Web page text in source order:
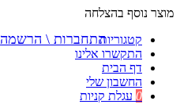
מוצר נוסף בהצלחה
קטגוריות
התקשרו אלינו
דף הבית
החשבון שלי
0 עגלת קניות
התחברות \ הרשמה